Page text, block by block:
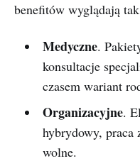
benefitów wyglądają
Medyczne.
konsultacje
czasem wariant
Organizacyjne.
hybrydowy, praca
wolne.